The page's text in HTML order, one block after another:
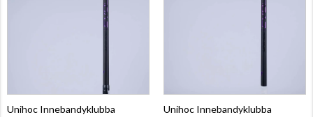
Unihoc Innebandyklubba
Unihoc Innebandyklubba